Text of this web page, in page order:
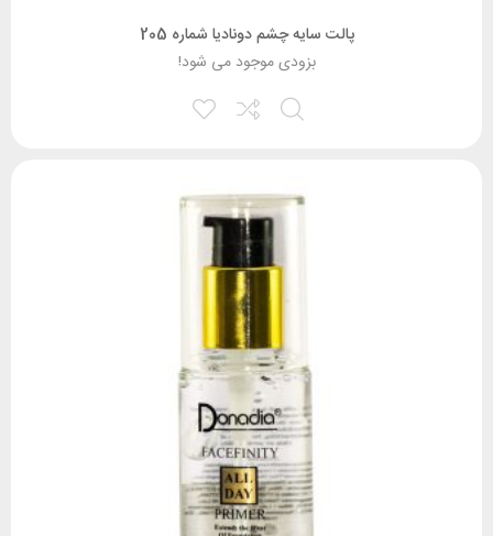
پالت سایه چشم دونادیا شماره 205
بزودی موجود می شود!